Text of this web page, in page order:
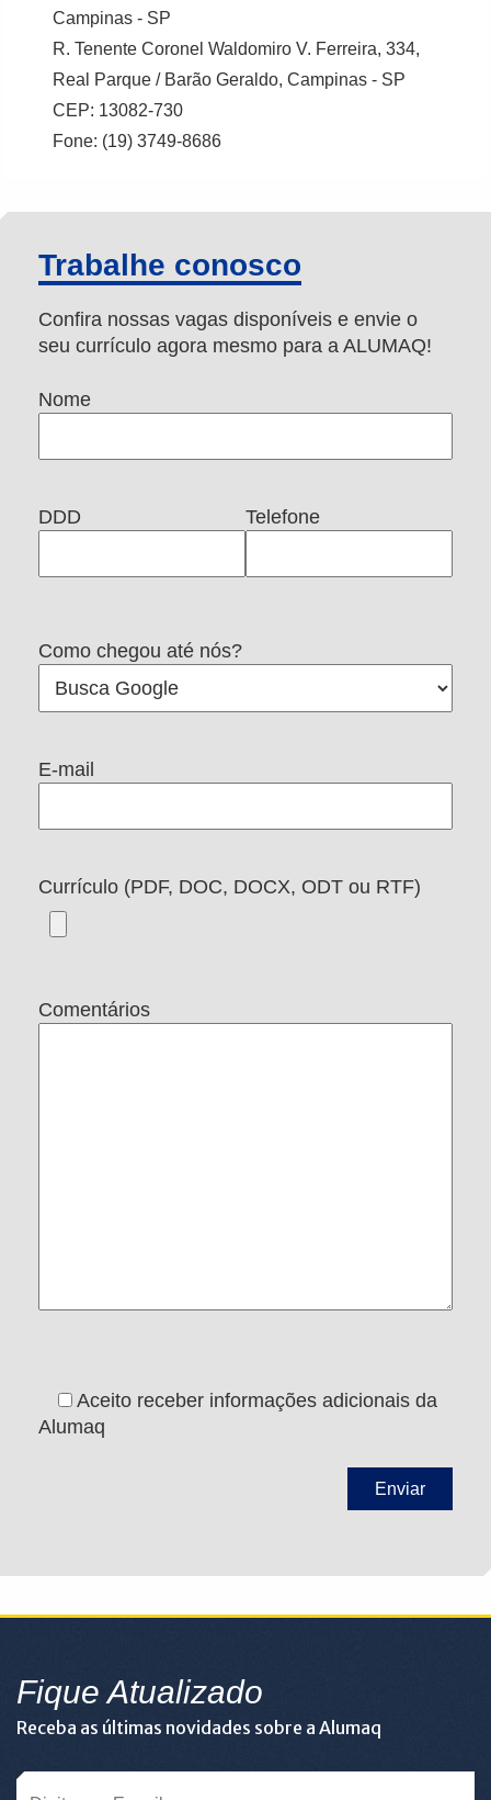
Campinas - SP
R. Tenente Coronel Waldomiro V. Ferreira, 334,
Real Parque / Barão Geraldo, Campinas - SP
CEP: 13082-730
Fone: (19) 3749-8686
Trabalhe conosco
Confira nossas vagas disponíveis e envie o
seu currículo agora mesmo para a ALUMAQ!
Nome
DDD Telefone
Como chegou até nós?
E-mail
Currículo (PDF, DOC, DOCX, ODT ou RTF)
Comentários
Aceito receber informações adicionais da
Alumaq
Fique Atualizado
Receba as últimas novidades sobre a Alumaq